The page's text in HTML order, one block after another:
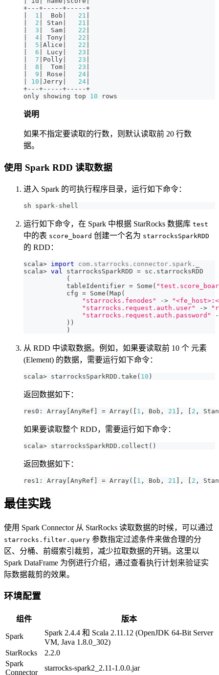
+-- -+-- -- -+-- -- -+
1
  Bob
21
2 Stan 21
3
  Sam
22
4 Tony 22
5 Alice 22
6 Lucy 23
7 Polly 23
8
  Tom
23
9 Rose 24
10 Jerry 24
+-- -+-- -- -+-- -- -+
only showing top 10 rows
说明
如果不指定要读取的行数，则默认读取前 20 行数
据。
使用 Spark RDD 读取数据
进入 Spark 的可执行程序目录，运行如下命令：
sh spark-shell
运行如下命令，在 Spark 中根据 StarRocks 数据库 test
中的表 score_board 创建一个名为 starrocksSparkRDD
的 RDD：
scala> import com . starrocks . connector . spark .
scala> val starrocksSparkRDD = sc . starrocksRDD
(
           tableIdentifier
= Some (
           cfg
= Some (Map (
"starrocks.fenodes"
->
"starrocks.request.auth.user"
->
"starrocks.request.auth.password"
) )
)
从 RDD 中读取数据。例如，如果要读取前 10 个 元素
(Element) 的数据，需要运行如下命令：
scala> starrocksSparkRDD . take ( 10 )
返回数据如下：
res0 : Array [AnyRef ] = Array( [ 1 , Bob , 21 ] , [ 2 , Stan
如果要读取整个 RDD，需要运行如下命令：
scala> starrocksSparkRDD . collect ( )
返回数据如下：
res1 : Array [AnyRef ] = Array( [ 1 , Bob , 21 ] , [ 2 , Stan
最佳实践
使用 Spark Connector 从 StarRocks 读取数据的时候，可以通过
starrocks.filter.query 参数指定过滤条件来做合理的分
区、分桶、前缀索引裁剪，减少拉取数据的开销。这里以
Spark DataFrame 为例进行介绍，通过查看执行计划来验证实
际数据裁剪的效果。
环境配置
组件 版本
Spark
Spark 2.4.4 和 Scala 2.11.12 (OpenJDK 64-Bit Server
VM, Java 1.8.0_302)
StarRocks
2.2.0
Spark
Connector
starrocks-spark2_2.11-1.0.0.jar